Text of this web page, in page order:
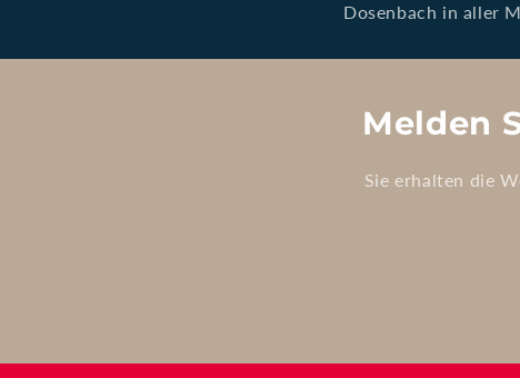
Dosenbach in aller
Melden
Sie erhalten die